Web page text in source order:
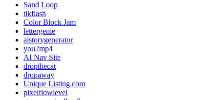
Sand Loop
tikflash
Color Block Jam
lettergenie
aistorygenerator
you2mp4
AI Nav Site
dropthecat
dropaway
Unique Listing.com
pixelflowlevel